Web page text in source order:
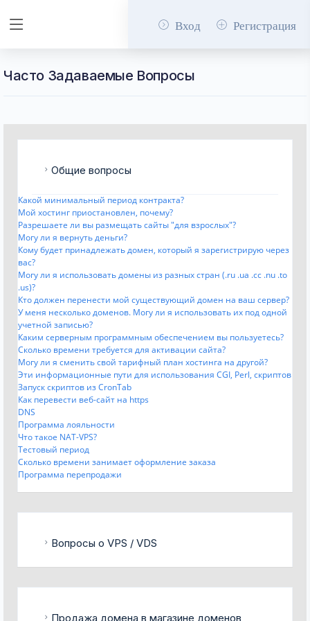
Вход Регистрация
Часто Задаваемые Вопросы
Общие вопросы
Какой минимальный период контракта?
Мой хостинг приостановлен, почему?
Разрешаете ли вы размещать сайты "для взрослых"?
Могу ли я вернуть деньги?
Кому будет принадлежать домен, который я зарегистрирую через
вас?
Могу ли я использовать домены из разных стран (.ru .ua .cc .nu .to
.us)?
Кто должен перенести мой существующий домен на ваш сервер?
У меня несколько доменов. Могу ли я использовать их под одной
учетной записью?
Каким серверным программным обеспечением вы пользуетесь?
Сколько времени требуется для активации сайта?
Могу ли я сменить свой тарифный план хостинга на другой?
Эти информационные пути для использования CGI, Perl, скриптов
Запуск скриптов из CronTab
Как перевести веб-сайт на https
DNS
Программа лояльности
Что такое NAT-VPS?
Тестовый период
Сколько времени занимает оформление заказа
Программа перепродажи
Вопросы о VPS / VDS
Продажа домена в магазине доменов